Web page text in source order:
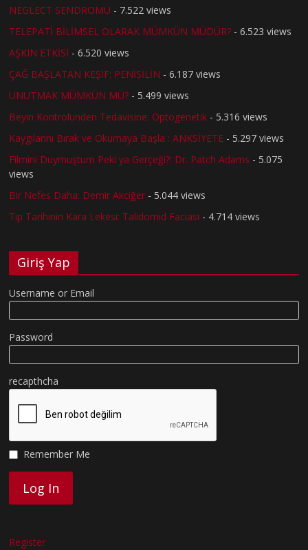
NEGLECT SENDROMU - 7.522 views
TELEPATİ BİLİMSEL OLARAK MÜMKÜN MÜDÜR? - 6.523 views
AŞKIN ETKİSİ - 6.520 views
ÇAĞ BAŞLATAN KEŞİF: PENİSİLİN - 6.187 views
UNUTMAK MÜMKÜN MÜ? - 5.499 views
Beyin Kontrolünden Tedavisine: Optogenetik - 5.316 views
Kaygılarını Bırak ve Okumaya Başla : ANKSİYETE - 5.297 views
Filmini Duymuştum Peki ya Gerçeği?: Dr. Patch Adams - 5.075
views
Bir Nefes Daha: Demir Akciğer - 5.044 views
Tıp Tarihinin Kara Lekesi: Talidomid Faciası - 4.714 views
Giriş Yap
Username or Email
Password
recapthcha
Remember Me
Register